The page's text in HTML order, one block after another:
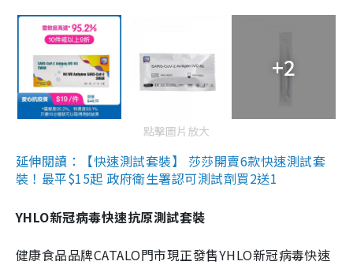
+2
點擊圖片放大
延伸閱讀：【快速測試套裝】 莎莎開賣6款快速測試套
裝！最平$15起 政府衛生署認可測試劑買2送1
YHLO新冠病毒快速抗原測試套裝
健康食品品牌CATALO門市現正發售YHLO新冠病毒快速